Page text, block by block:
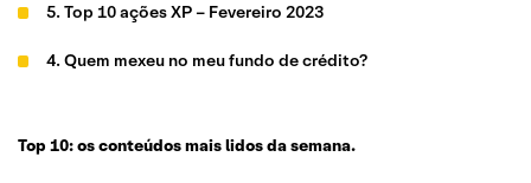
5. Top 10 ações XP – Fevereiro 2023
4. Quem mexeu no meu fundo de crédito?
recomendações para ações, FIIs, dividendos, internacional
e por perfil
Top 10: os conteúdos mais lidos da semana.